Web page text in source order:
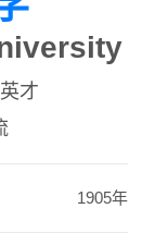
才
1905年